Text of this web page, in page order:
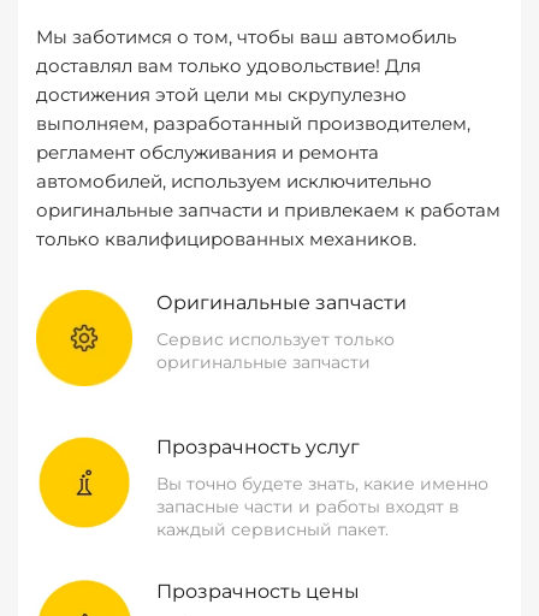
Мы заботимся о том, чтобы ваш автомобиль
доставлял вам только удовольствие! Для
достижения этой цели мы скрупулезно
выполняем, разработанный производителем,
регламент обслуживания и ремонта
автомобилей, используем исключительно
оригинальные запчасти и привлекаем к работам
только квалифицированных механиков.
Оригинальные запчасти
Сервис использует только
оригинальные запчасти
Прозрачность услуг
Вы точно будете знать, какие именно
запасные части и работы входят в
каждый сервисный пакет.
Прозрачность цены